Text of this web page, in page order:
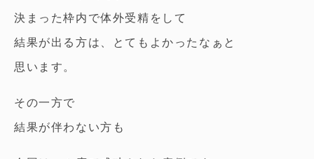
決まった枠内で体外受精をして
結果が出る方は、とてもよかったなぁと
思います。
その一方で
結果が伴わない方も